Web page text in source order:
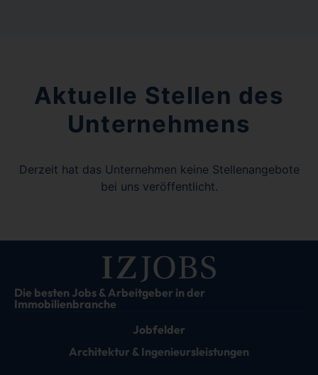
Aktuelle Stellen des
Unternehmens
Derzeit hat das Unternehmen keine Stellenangebote
bei uns veröffentlicht.
Die besten Jobs & Arbeitgeber in der
Immobilienbranche
Jobfelder
Architektur & Ingenieursleistungen